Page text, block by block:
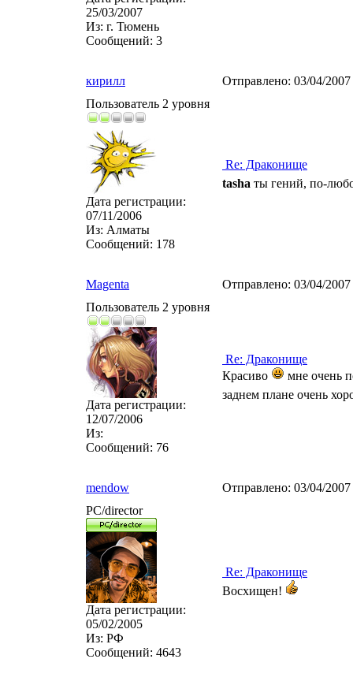
25/03/2007
Из: г. Тюмень
Сообщений: 3
кирилл Отправлено: 03/04/
Пользователь 2 уровня
Дата регистрации:
07/11/2006
Из: Алматы
Сообщений: 178
Re: Драконище
tasha ты гений, по-
Magenta Отправлено: 03/04/
Пользователь 2 уровня
Дата регистрации:
12/07/2006
Из:
Сообщений: 76
Re: Драконище
Красиво
мне очень
заднем плане очень
mendow Отправлено: 03/04/
PC/director
Дата регистрации:
05/02/2005
Из: РФ
Сообщений: 4643
Re: Драконище
Восхищен!